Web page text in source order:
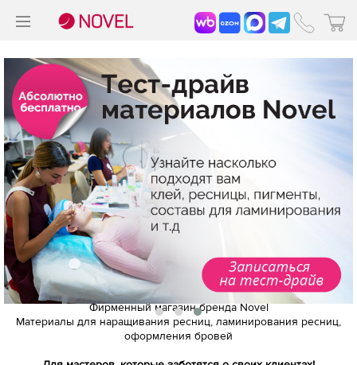
Фирменный магазин бренда Novel
Материалы для наращивания ресниц, ламинирования ресниц,
оформления бровей